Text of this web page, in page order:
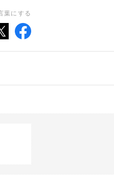
葉にする